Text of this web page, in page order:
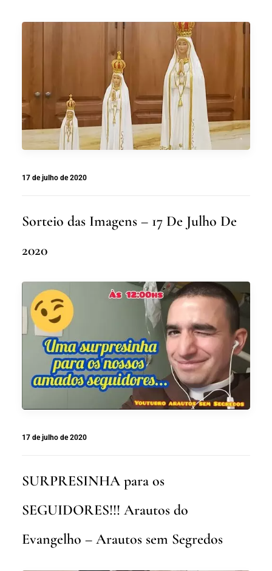
17 de julho de 2020
Sorteio das Imagens – 17 De Julho De
2020
17 de julho de 2020
SURPRESINHA para os
SEGUIDORES!!! Arautos do
Evangelho – Arautos sem Segredos